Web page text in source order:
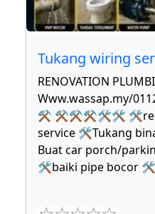
Tukang wiring
RENOVATION
Www.wassap.my/
⚒ ⚒⚒⚒🛠🛠
service 🛠Tukang
Buat car porch/
🛠baiki pipe bocor